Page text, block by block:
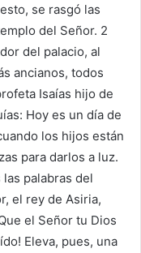
se rasgó las
del Señor. 2
del palacio, al
ancianos, todos
Isaías hijo de
Hoy es un día de
los hijos están
para darlos a luz.
palabras del
el rey de Asiria,
el Señor tu Dios
Eleva, pues, una